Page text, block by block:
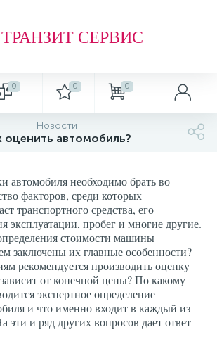
СЕРВИС
0 0 0
Новости
оценить автомобиль?
автомобиля необходимо брать во
факторов, среди которых
транспортного средства, его
эксплуатации, пробег и многие другие.
стоимости машины
заключены их главные особенности?
рекомендуется производить оценку
от конечной цены? По какому
экспертное определение
и что именно входит в каждый из
эти и ряд других вопросов дает ответ
и ходовой части
МАСЛЯНЫЙ